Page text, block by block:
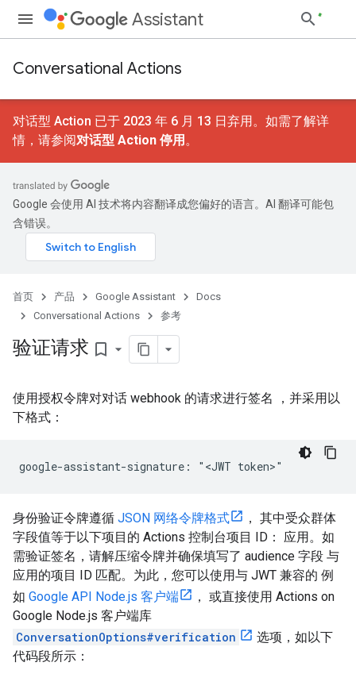
Assistant
Conversational Actions
对话型 Action 已于 2023 年 6 月 13 日弃用。如需了解详
情，请参阅对话型 Action 停用 。
Google 会使用 AI 技术将内容翻译成您偏好的语言。AI 翻译可能包
含错误。
首页 产品 Google Assistant
Docs
Conversational Actions
参考
验证请求 bookmark_border
使用授权令牌对对话 webhook 的请求进行签名 ，并采用以
下格式：
身份验证令牌遵循 JSON 网络令牌格式
， 其中受众群体
字段值等于以下项目的 Actions 控制台项目 ID： 应用。如
需验证签名，请解压缩令牌并确保填写了 audience 字段 与
应用的项目 ID 匹配。为此，您可以使用与 JWT 兼容的 例
如 Google API Node.js 客户端
， 或直接使用 Actions on
Google Node.js 客户端库
ConversationOptions#verification
选项，如以下
代码段所示：